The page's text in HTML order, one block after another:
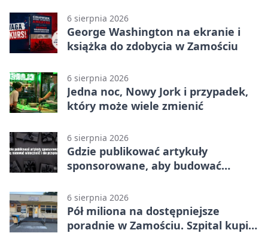
6 sierpnia 2026
George Washington na ekranie i
książka do zdobycia w Zamościu
6 sierpnia 2026
Jedna noc, Nowy Jork i przypadek,
który może wiele zmienić
6 sierpnia 2026
Gdzie publikować artykuły
sponsorowane, aby budować
6 sierpnia 2026
Pół miliona na dostępniejsze
poradnie w Zamościu. Szpital kupi